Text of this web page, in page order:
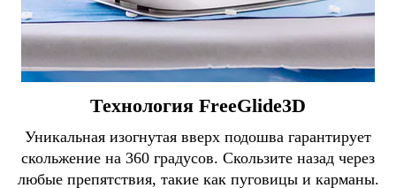
Технология FreeGlide3D
Уникальная изогнутая вверх подошва гарантирует
скольжение на 360 градусов. Скользите назад через
любые препятствия, такие как пуговицы и карманы.